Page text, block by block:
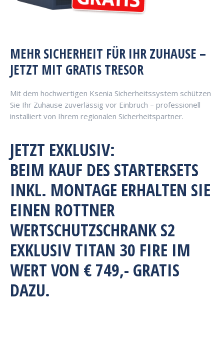
MEHR SICHERHEIT FÜR IHR ZUHAUSE –
JETZT MIT GRATIS TRESOR
Mit dem hochwertigen Ksenia Sicherheitssystem schützen
Sie Ihr Zuhause zuverlässig vor Einbruch – professionell
installiert von Ihrem regionalen Sicherheitspartner.
JETZT EXKLUSIV:
BEIM KAUF DES STARTERSETS
INKL. MONTAGE ERHALTEN SIE
EINEN ROTTNER
WERTSCHUTZSCHRANK S2
EXKLUSIV TITAN 30 FIRE IM
WERT VON € 749,- GRATIS
DAZU.